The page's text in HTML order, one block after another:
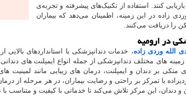
کنند. استفاده از تکنیک‌های پیشرفته و تجربه‌ی
زاده در این زمینه، اطمینان می‌دهد که بیماران
را دریافت می‌کنند.
در ارومیه
الله وردی زاده، خدمات دندانپزشکی با استانداردهای
های مختلف دندانپزشکی از جمله انواع ایمپلنت های
متکی بر دندان و ایمپلنت، درمان های زیبایی مانند لمینیت
با تمرکز بر راحتی و رضایت بیماران، در هر مرحله از
دندان، این مرکز تلاش می‌کند تا خدماتی با کیفیت و متناسب با